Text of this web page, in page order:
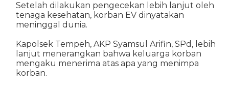
Setelah dilakukan pengecekan lebih lanjut oleh
tenaga kesehatan, korban EV dinyatakan
meninggal dunia.
Kapolsek Tempeh, AKP Syamsul Arifin, SPd, lebih
lanjut menerangkan bahwa keluarga korban
mengaku menerima atas apa yang menimpa
korban.